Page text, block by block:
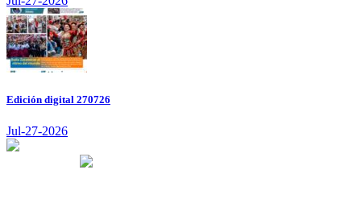
Edición digital 270726
Jul-27-2026